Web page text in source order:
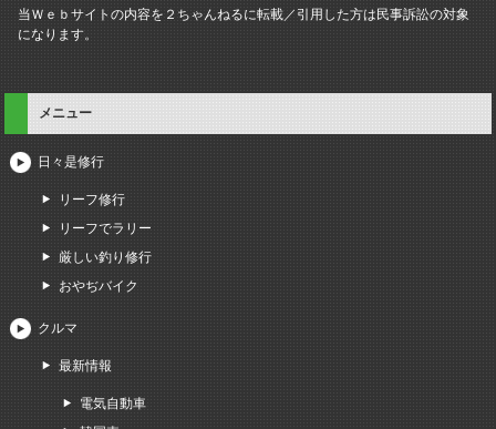
当Ｗｅｂサイトの内容を２ちゃんねるに転載／引用した方は民事訴訟の対象
になります。
メニュー
日々是修行
リーフ修行
リーフでラリー
厳しい釣り修行
おやぢバイク
クルマ
最新情報
電気自動車